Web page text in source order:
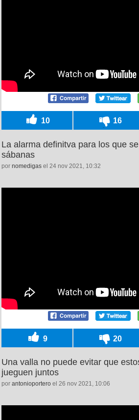
10 16
La alarma definitva para los que
sábanas
por nomedigas el 24 nov 2021, 10:32
9 20
Una valla no puede evitar que
jueguen juntos
por antonioportero el 26 nov 2021, 10:06